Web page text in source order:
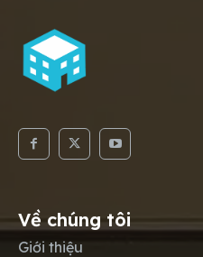
Về chúng tôi
Giới thiệu